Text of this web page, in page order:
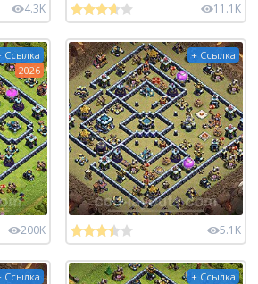
4.3K 11.1K
Ссылка
2026
200K
+ Ссылка
5.1K
Ссылка + Ссылка